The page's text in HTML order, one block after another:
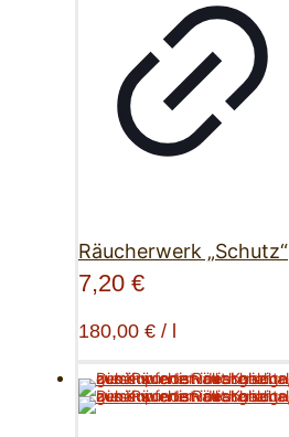
Räucherwerk „Schutz“
7,20 €
180,00 € /